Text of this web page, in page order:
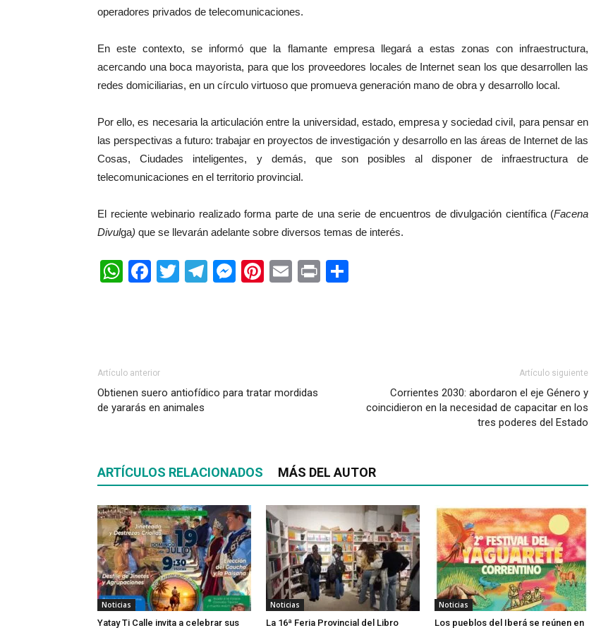
operadores privados de telecomunicaciones.
En este contexto, se informó que la flamante empresa llegará a estas zonas con infraestructura,
acercando una boca mayorista, para que los proveedores locales de Internet sean los que desarrollen las
redes domiciliarias, en un círculo virtuoso que promueva generación mano de obra y desarrollo local.
Por ello, es necesaria la articulación entre la universidad, estado, empresa y sociedad civil, para pensar en
las perspectivas a futuro: trabajar en proyectos de investigación y desarrollo en las áreas de Internet de las
Cosas, Ciudades inteligentes, y demás, que son posibles al disponer de infraestructura de
telecomunicaciones en el territorio provincial.
El reciente webinario realizado forma parte de una serie de encuentros de divulgación científica (Facena
Divulga) que se llevarán adelante sobre diversos temas de interés.
WhatsApp
Facebook
TwitterTelegram
Messenger
Pinterest
EmailPrint
Artículo anterior
Obtienen suero antiofídico para tratar mordidas
de yararás en animales
Artículo siguiente
Corrientes 2030: abordaron el eje Género y
coincidieron en la necesidad de capacitar en los
tres poderes del Estado
ARTÍCULOS RELACIONADOS MÁS DEL AUTOR
Noticias
Yatay Ti Calle invita a celebrar sus
Noticias
La 16ª Feria Provincial del Libro
Noticias
Los pueblos del Iberá se reúnen en